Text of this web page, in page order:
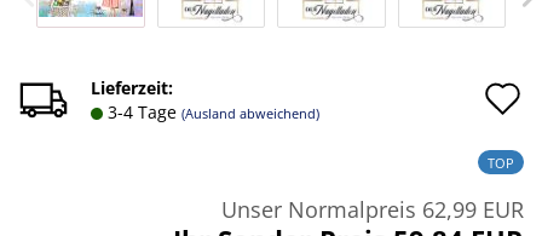
Lieferzeit:
3-4 Tage (Ausland abweichend)
TOP
Unser Normalpreis 62,99 EUR